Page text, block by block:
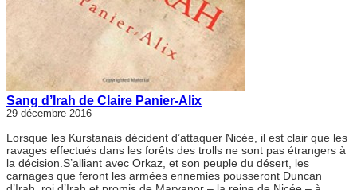
Sang d’Irah de Claire Panier-Alix
29 décembre 2016
Lorsque les Kurstanais décident d’attaquer Nicée, il est clair que les
ravages effectués dans les forêts des trolls ne sont pas étrangers à
la décision.S’alliant avec Orkaz, et son peuple du désert, les
carnages que feront les armées ennemies pousseront Duncan